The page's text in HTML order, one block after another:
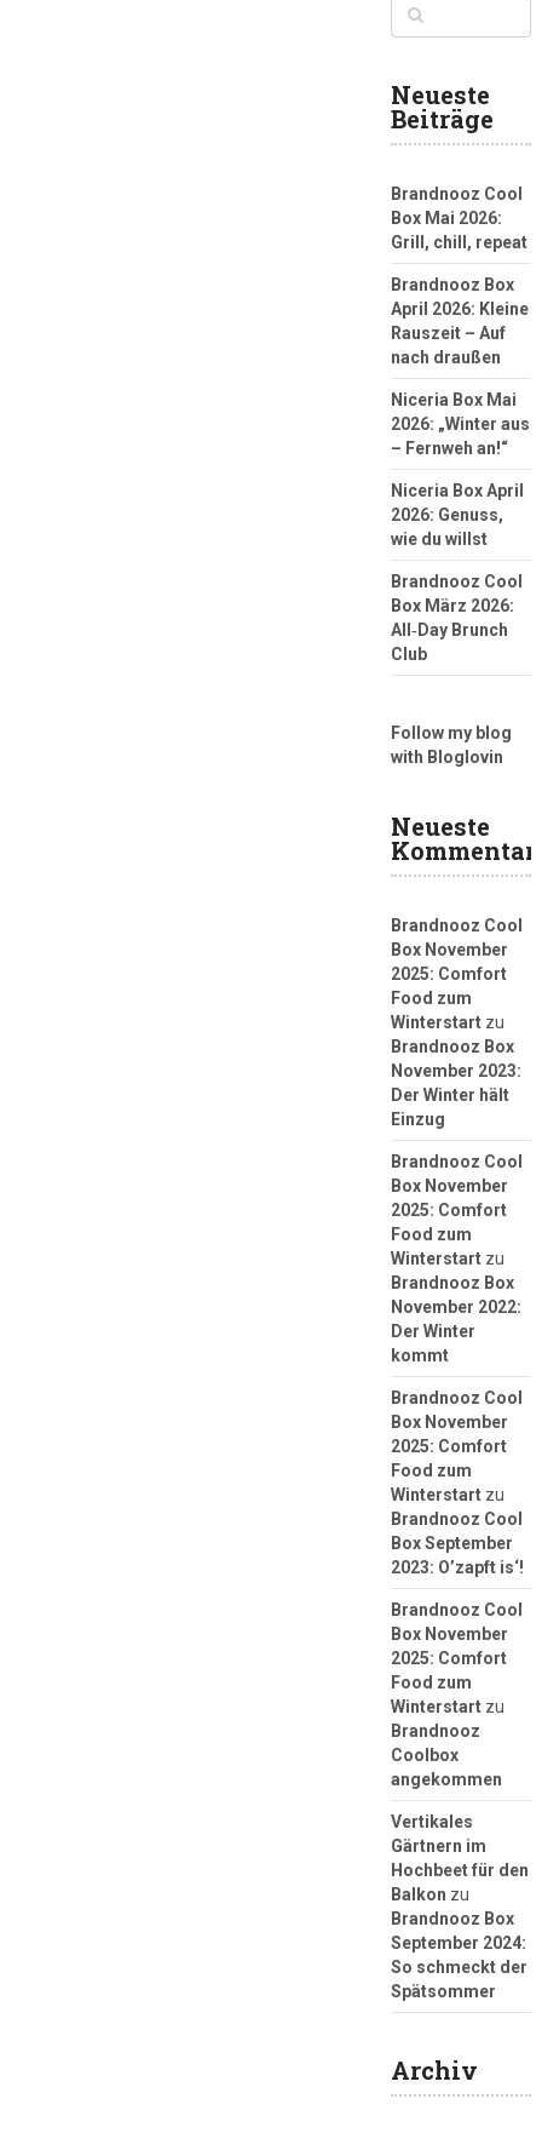
Neueste
Beiträge
Brandnooz Cool
Box Mai 2026:
Grill, chill, repeat
Brandnooz Box
April 2026: Kleine
Rauszeit – Auf
nach draußen
Niceria Box Mai
2026: „Winter aus
– Fernweh an!“
Niceria Box April
2026: Genuss,
wie du willst
Brandnooz Cool
Box März 2026:
All‑Day Brunch
Club
Follow my blog
with Bloglovin
Neueste
Brandnooz Cool
Box November
2025: Comfort
Food zum
Winterstartzu
Brandnooz Box
November 2023:
Der Winter hält
Einzug
Brandnooz Cool
Box November
2025: Comfort
Food zum
Winterstartzu
Brandnooz Box
November 2022:
Der Winter
kommt
Brandnooz Cool
Box November
2025: Comfort
Food zum
Winterstartzu
Brandnooz Cool
Box September
2023: O’zapft is‘!
Brandnooz Cool
Box November
2025: Comfort
Food zum
Winterstartzu
Brandnooz
Coolbox
angekommen
Vertikales
Gärtnern im
Hochbeet für den
Balkon zu
Brandnooz Box
September 2024:
So schmeckt der
Spätsommer
Archiv